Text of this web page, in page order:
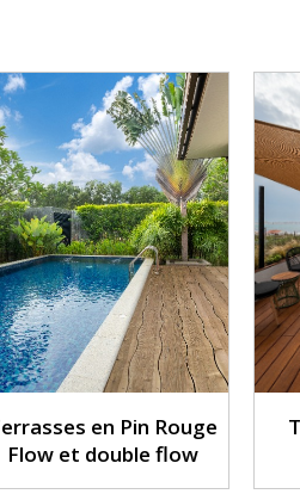
en Pin Rouge
Flow et double flow